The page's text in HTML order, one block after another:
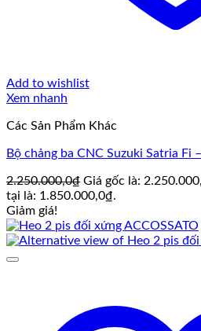
Add to wishlist
Xem nhanh
Các Sản Phẩm Khác
Bộ chảng ba CNC Suzuki Satria Fi
2.250.000,0₫ Giá gốc là:
tại là: 1.850.000,0₫.
Giảm giá!